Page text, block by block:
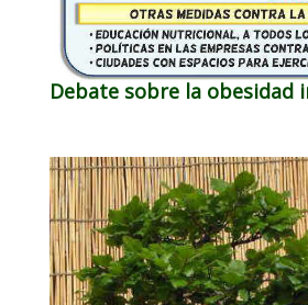
Debate sobre la obesidad